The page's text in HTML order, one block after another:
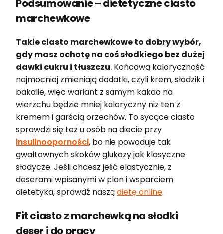
Podsumowanie – dietetyczne ciasto
marchewkowe
Takie ciasto marchewkowe to dobry wybór,
gdy masz ochotę na coś słodkiego bez dużej
dawki cukru i tłuszczu. Końcową kaloryczność
najmocniej zmieniają dodatki, czyli krem, słodzik i
bakalie, więc wariant z samym kakao na
wierzchu będzie mniej kaloryczny niż ten z
kremem i garścią orzechów. To sycące ciasto
sprawdzi się też u osób na diecie przy
insulinooporności, bo nie powoduje tak
gwałtownych skoków glukozy jak klasyczne
słodycze. Jeśli chcesz jeść elastycznie, z
deserami wpisanymi w plan i wsparciem
dietetyka, sprawdź nasządietę online.
Fit ciasto z marchewką na słodki
deser i do pracy